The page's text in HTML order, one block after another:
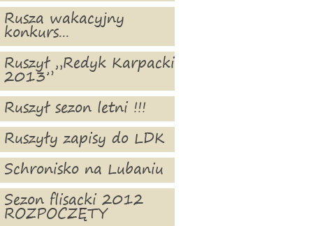
Rusza wakacyjny
konkurs...
Ruszył „Redyk Karpacki
2013”
Ruszył sezon letni !!!
Ruszyły zapisy do LDK
Schronisko na Lubaniu
Sezon flisacki 2012
ROZPOCZĘTY